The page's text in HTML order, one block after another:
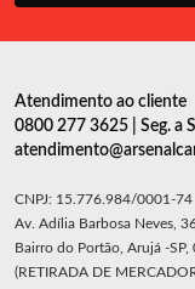
Atendimento ao cliente
0800 277 3625 | Seg. a
CNPJ: 15.776.984/0001-74
Av. Adília Barbosa Neves,
Bairro do Portão, Arujá -
(RETIRADA DE